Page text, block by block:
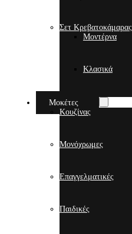
Σετ Κρεβατοκάμαρας
Μοντέρνα
Κλασικά
Μοκέτες
Κουζίνας
Μονόχρωμες
Επαγγελματικές
Παιδικές